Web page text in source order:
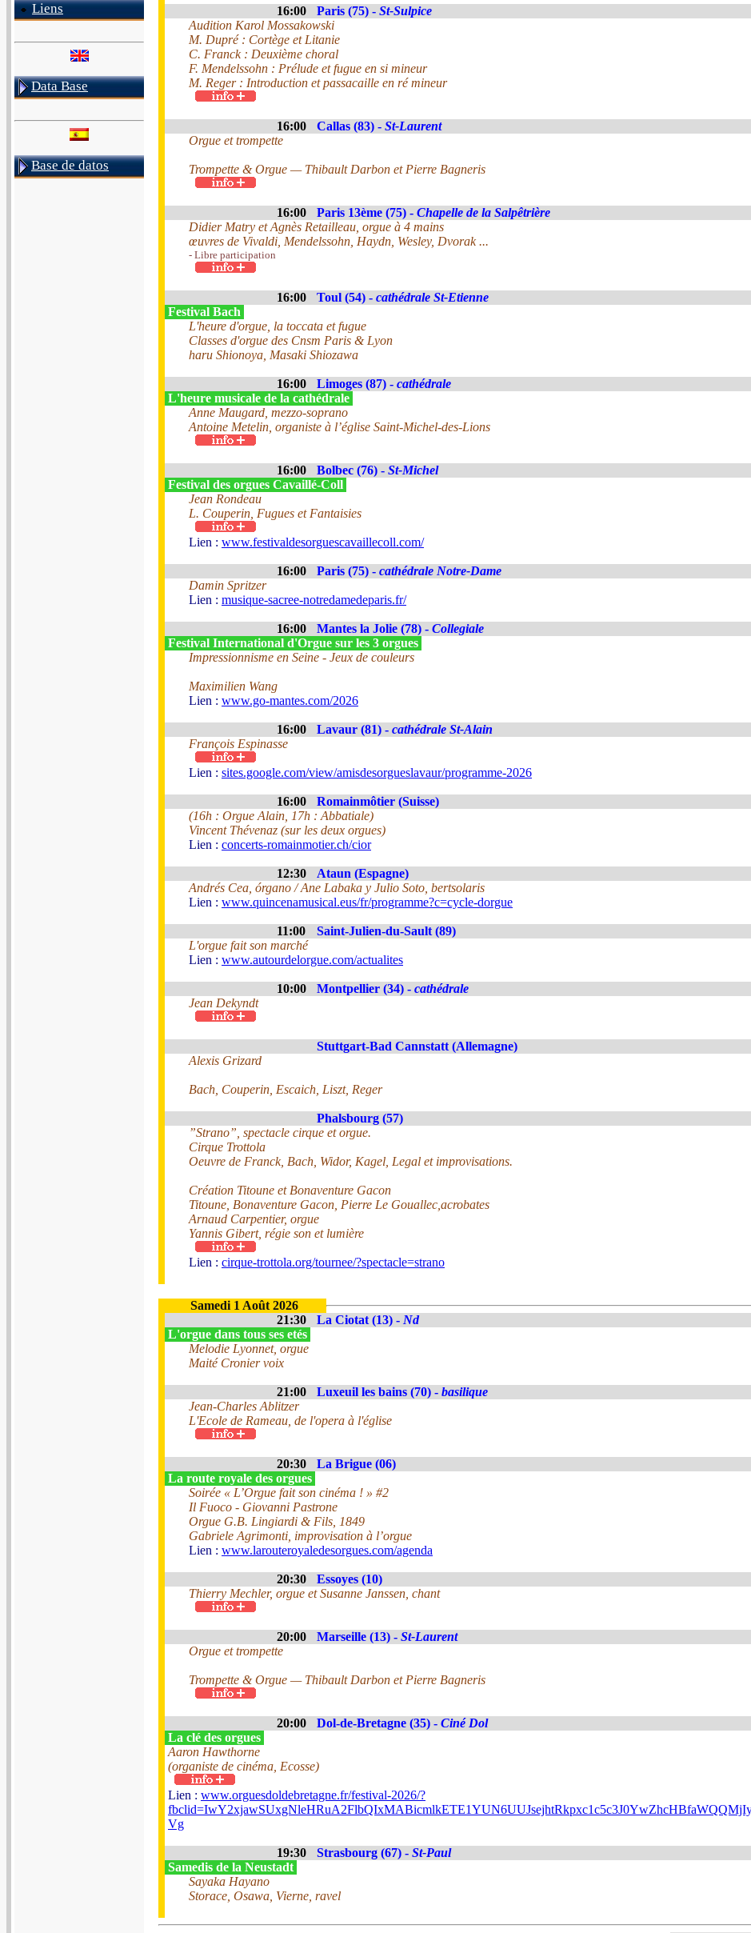
Liens
Data Base
Base de datos
16:00 Paris (75) - St-Sulpice
Audition Karol Mossakowski
M. Dupré : Cortège et Litanie
C. Franck : Deuxième choral
F. Mendelssohn : Prélude et fugue en si mineur
M. Reger : Introduction et passacaille en ré mineur
16:00 Callas (83) - St-Laurent
Orgue et trompette
Trompette & Orgue — Thibault Darbon et Pierre Bagneris
16:00 Paris 13ème (75) - Chapelle de la Salpêtrière
Didier Matry et Agnès Retailleau, orgue à 4 mains
œuvres de Vivaldi, Mendelssohn, Haydn, Wesley, Dvorak ...
- Libre participation
16:00 Toul (54) - cathédrale St-Etienne
Festival Bach
L'heure d'orgue, la toccata et fugue
Classes d'orgue des Cnsm Paris & Lyon
haru Shionoya, Masaki Shiozawa
16:00 Limoges (87) - cathédrale
L'heure musicale de la cathédrale
Anne Maugard, mezzo-soprano
Antoine Metelin, organiste à l’église Saint-Michel-des-Lions
16:00 Bolbec (76) - St-Michel
Festival des orgues Cavaillé-Coll
Jean Rondeau
L. Couperin, Fugues et Fantaisies
Lien : www.festivaldesorguescavaillecoll.com/
16:00 Paris (75) - cathédrale Notre-Dame
Damin Spritzer
Lien : musique-sacree-notredamedeparis.fr/
16:00 Mantes la Jolie (78) - Collegiale
Festival International d'Orgue sur les 3 orgues
Impressionnisme en Seine - Jeux de couleurs
Maximilien Wang
Lien : www.go-mantes.com/2026
16:00 Lavaur (81) - cathédrale St-Alain
François Espinasse
Lien : sites.google.com/view/amisdesorgueslavaur/programme-2026
16:00
Romainmôtier (Suisse)
(16h : Orgue Alain, 17h : Abbatiale)
Vincent Thévenaz (sur les deux orgues)
Lien : concerts-romainmotier.ch/cior
12:30
Ataun (Espagne)
Andrés Cea, órgano / Ane Labaka y Julio Soto, bertsolaris
Lien : www.quincenamusical.eus/fr/programme?c=cycle-dorgue
11:00
Saint-Julien-du-Sault (89)
L'orgue fait son marché
Lien : www.autourdelorgue.com/actualites
10:00 Montpellier (34) - cathédrale
Jean Dekyndt
Stuttgart-Bad Cannstatt (Allemagne)
Alexis Grizard
Bach, Couperin, Escaich, Liszt, Reger
Phalsbourg (57)
”Strano”, spectacle cirque et orgue.
Cirque Trottola
Oeuvre de Franck, Bach, Widor, Kagel, Legal et improvisations.
Création Titoune et Bonaventure Gacon
Titoune, Bonaventure Gacon, Pierre Le Gouallec,acrobates
Arnaud Carpentier, orgue
Yannis Gibert, régie son et lumière
Lien : cirque-trottola.org/tournee/?spectacle=strano
Samedi 1 Août 2026
21:30
La Ciotat (13) - Nd
L'orgue dans tous ses etés
Melodie Lyonnet, orgue
Maité Cronier voix
21:00 Luxeuil les bains (70) - basilique
Jean-Charles Ablitzer
L'Ecole de Rameau, de l'opera à l'église
20:30
La Brigue (06)
La route royale des orgues
Soirée « L’Orgue fait son cinéma ! » #2
Il Fuoco - Giovanni Pastrone
Orgue G.B. Lingiardi & Fils, 1849
Gabriele Agrimonti, improvisation à l’orgue
Lien : www.larouteroyaledesorgues.com/agenda
20:30
Essoyes (10)
Thierry Mechler, orgue et Susanne Janssen, chant
20:00 Marseille (13) - St-Laurent
Orgue et trompette
Trompette & Orgue — Thibault Darbon et Pierre Bagneris
20:00 Dol-de-Bretagne (35) - Ciné Dol
La clé des orgues
Aaron Hawthorne
(organiste de cinéma, Ecosse)
Lien : www.orguesdoldebretagne.fr/festival-2026/?
Vg
19:30 Strasbourg (67) - St-Paul
Samedis de la Neustadt
Sayaka Hayano
Storace, Osawa, Vierne, ravel